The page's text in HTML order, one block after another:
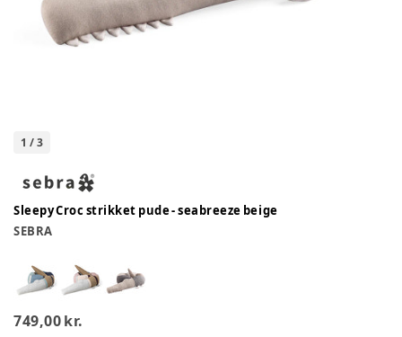
1 /3
Sleepy Croc strikket pude - seabreeze beige
SEBRA
749,00 kr.